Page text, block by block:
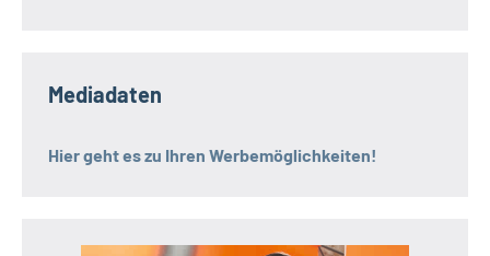
Mediadaten
Hier geht es zu Ihren Werbemöglichkeiten!